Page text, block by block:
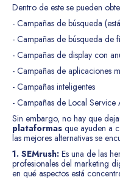
Dentro de este se pueden
- Campañas de búsqueda
- Campañas de búsqueda de
- Campañas de display con
- Campañas de aplicaciones
- Campañas inteligentes
- Campañas de Local Service
Sin embargo, no hay que
plataformas que ayuden a
las mejores alternativas se
1. SEMrush: Es una de las
profesionales del marketing
en qué aspectos está